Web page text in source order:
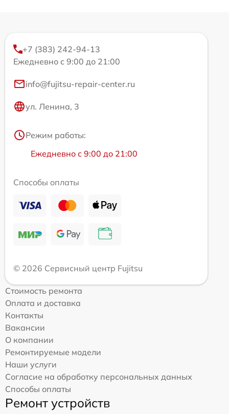
+7 (383) 242-94-13
Ежедневно с 9:00 до 21:00
info@fujitsu-repair-center.ru
ул. Ленина, 3
Режим работы:
Ежедневно с 9:00 до 21:00
Способы оплаты
© 2026 Сервисный центр Fujitsu
Стоимость ремонта
Оплата и доставка
Контакты
Вакансии
О компании
Ремонтируемые модели
Наши услуги
Согласие на обработку персональных данных
Способы оплаты
Ремонт устройств